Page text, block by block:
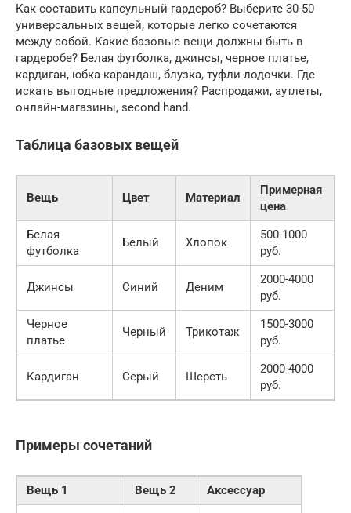
Как составить капсульный гардероб? Выберите 30-50
универсальных вещей, которые легко сочетаются
между собой. Какие базовые вещи должны быть в
гардеробе? Белая футболка, джинсы, черное платье,
кардиган, юбка-карандаш, блузка, туфли-лодочки. Где
искать выгодные предложения? Распродажи, аутлеты,
онлайн-магазины, second hand.
Таблица базовых вещей
Вещь Цвет Материал
Примерная
цена
Белая
футболка
Белый Хлопок
500-1000
руб.
Джинсы Синий Деним
2000-4000
руб.
Черное
платье
Черный Трикотаж
1500-3000
руб.
Кардиган Серый Шерсть
2000-4000
руб.
Примеры сочетаний
Вещь 1 Вещь 2
Аксессуар